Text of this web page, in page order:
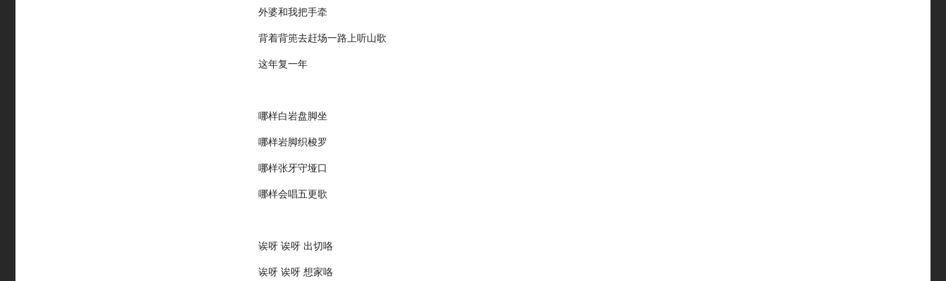
外婆和我把手牵
背着背篼去赶场一路上听山歌
这年复一年
哪样白岩盘脚坐
哪样岩脚织梭罗
哪样张牙守垭口
哪样会唱五更歌
诶呀 诶呀 出切咯
诶呀 诶呀 想家咯